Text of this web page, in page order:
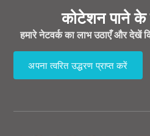
कोटेशन पाने के
हमारे नेटवर्क का लाभ उठाएँ और
अपना त्वरित उद्धरण प्राप्त करें